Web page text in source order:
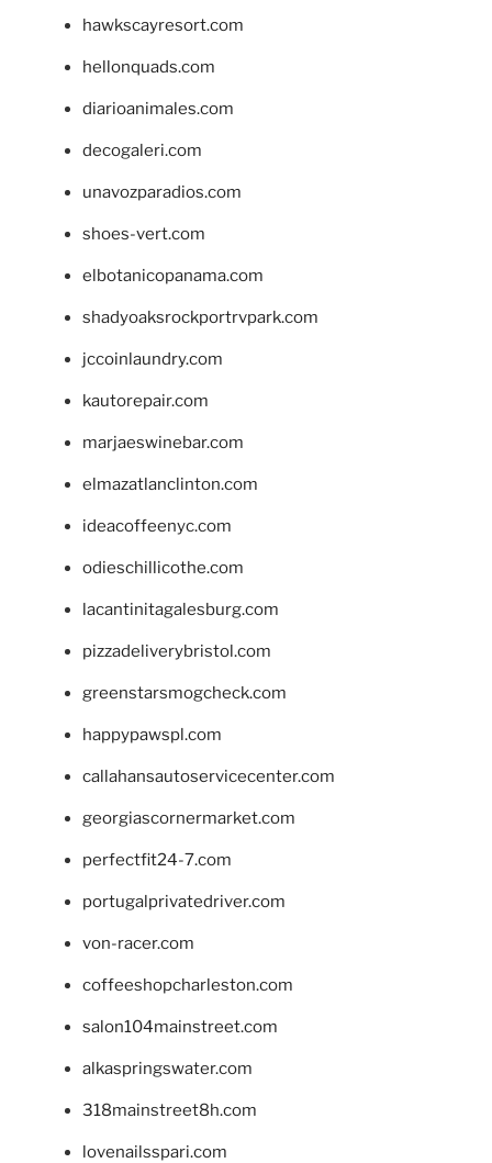
hawkscayresort.com
hellonquads.com
diarioanimales.com
decogaleri.com
unavozparadios.com
shoes-vert.com
elbotanicopanama.com
shadyoaksrockportrvpark.com
jccoinlaundry.com
kautorepair.com
marjaeswinebar.com
elmazatlanclinton.com
ideacoffeenyc.com
odieschillicothe.com
lacantinitagalesburg.com
pizzadeliverybristol.com
greenstarsmogcheck.com
happypawspl.com
callahansautoservicecenter.com
georgiascornermarket.com
perfectfit24-7.com
portugalprivatedriver.com
von-racer.com
coffeeshopcharleston.com
salon104mainstreet.com
alkaspringswater.com
318mainstreet8h.com
lovenailsspari.com